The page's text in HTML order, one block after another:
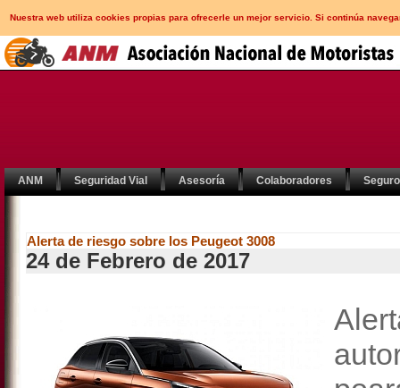
Nuestra web utiliza cookies propias para ofrecerle un mejor servicio. Si continúa
ANM Seguridad Vial Asesoría Colaboradores
Alerta de riesgo sobre los Peugeot 3008
24 de Febrero de 2017